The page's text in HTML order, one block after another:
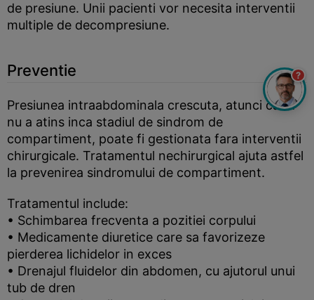
de presiune. Unii pacienti vor necesita interventii
multiple de decompresiune.
Preventie
Presiunea intraabdominala crescuta, atunci cand
nu a atins inca stadiul de sindrom de
compartiment, poate fi gestionata fara interventii
chirurgicale. Tratamentul nechirurgical ajuta astfel
la prevenirea sindromului de compartiment.
Tratamentul include:
• Schimbarea frecventa a pozitiei corpului
• Medicamente diuretice care sa favorizeze
pierderea lichidelor in exces
• Drenajul fluidelor din abdomen, cu ajutorul unui
tub de dren
?